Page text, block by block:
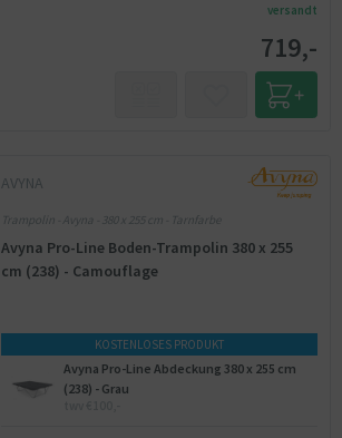
versandt
719,-
AVYNA
Trampolin - Avyna - 380 x 255 cm - Tarnfarbe
Avyna Pro-Line Boden-Trampolin 380 x 255
cm (238) - Camouflage
KOSTENLOSES PRODUKT
Avyna Pro-Line Abdeckung 380 x 255 cm
(238) - Grau